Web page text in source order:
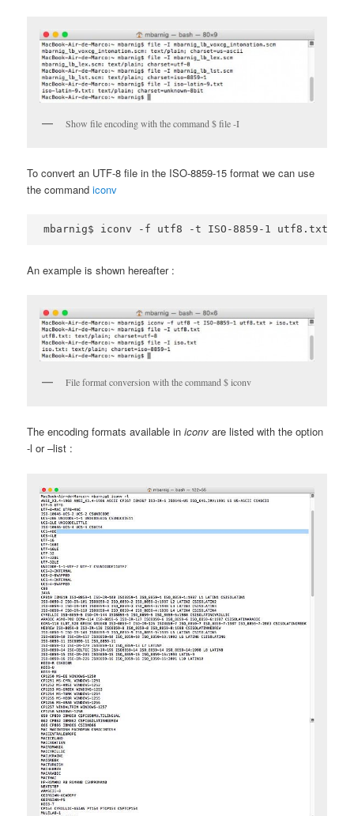
Show file encoding with the command $ file -I
To convert an UTF-8 file in the ISO-8859-15 format we can use
the commandiconv
mbarnig$ iconv -f utf8 -t ISO-8859-1 utf8.txt >
An example is shown hereafter :
File format conversion with the command $ iconv
The encoding formats available iniconv are listed with the option
-l or –list :